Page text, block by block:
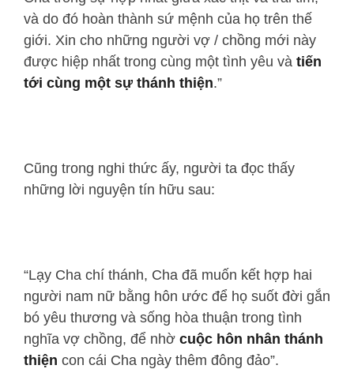
và do đó hoàn thành sứ mệnh của họ trên thế
giới. Xin cho những người vợ / chồng mới này
được hiệp nhất trong cùng một tình yêu và tiến
tới cùng một sự thánh thiện.”
Cũng trong nghi thức ấy, người ta đọc thấy
những lời nguyện tín hữu sau:
“Lạy Cha chí thánh, Cha đã muốn kết hợp hai
người nam nữ bằng hôn ước để họ suốt đời gắn
bó yêu thương và sống hòa thuận trong tình
nghĩa vợ chồng, để nhờ cuộc hôn nhân thánh
thiện con cái Cha ngày thêm đông đảo”.